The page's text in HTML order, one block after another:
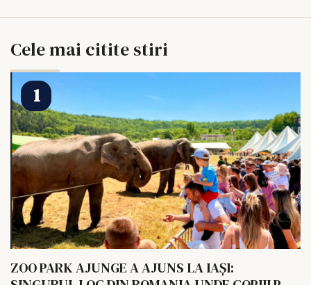
Cele mai citite stiri
ZOO PARK AJUNGE A AJUNS LA IAȘI: